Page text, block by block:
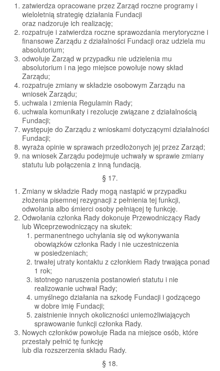
zatwierdza opracowane przez Zarząd roczne programy i
wieloletnią strategię działania Fundacji
oraz nadzoruje ich realizację;
rozpatruje i zatwierdza roczne sprawozdania merytoryczne i
finansowe Zarządu z działalności Fundacji oraz udziela mu
absolutorium;
odwołuje Zarząd w przypadku nie udzielenia mu
absolutorium i na jego miejsce powołuje nowy skład
Zarządu;
rozpatruje zmiany w składzie osobowym Zarządu na
wniosek Zarządu;
uchwala i zmienia Regulamin Rady;
uchwala komunikaty i rezolucje związane z działalnością
Fundacji;
występuje do Zarządu z wnioskami dotyczącymi działalności
Fundacji;
wyraża opinie w sprawach przedłożonych jej przez Zarząd;
na wniosek Zarządu podejmuje uchwały w sprawie zmiany
statutu lub połączenia z inną fundacją.
§ 17.
Zmiany w składzie Rady mogą nastąpić w przypadku
złożenia pisemnej rezygnacji z pełnienia tej funkcji,
odwołania albo śmierci osoby pełniącej tę funkcję.
Odwołania członka Rady dokonuje Przewodniczący Rady
lub Wiceprzewodniczący na skutek:
permanentnego uchylania się od wykonywania
obowiązków członka Rady i nie uczestniczenia
w posiedzeniach;
trwałej utraty kontaktu z członkiem Rady trwająca ponad
1 rok;
istotnego naruszenia postanowień statutu i nie
realizowanie uchwał Rady;
umyślnego działania na szkodę Fundacji i godzącego
w dobre imię Fundacji;
zaistnienie innych okoliczności uniemożliwiających
sprawowanie funkcji członka Rady.
Nowych członków powołuje Rada na miejsce osób, które
przestały pełnić tę funkcję
lub dla rozszerzenia składu Rady.
§ 18.